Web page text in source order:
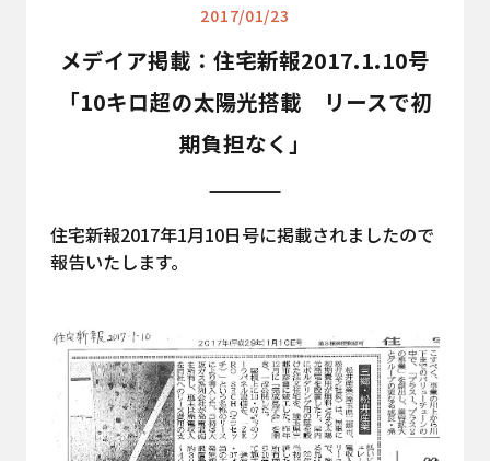
2017/01/23
メデイア掲載：住宅新報2017.1.10号
「10キロ超の太陽光搭載 リースで初
期負担なく」
住宅新報2017年1月10日号に掲載されましたので
報告いたします。